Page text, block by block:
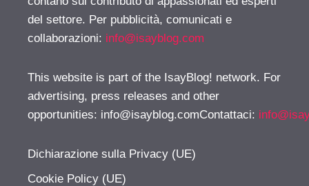
del settore. Per pubblicità, comunicati e
collaborazioni: info@isayblog.com
This website is part of the IsayBlog! network. For
advertising, press releases and other
opportunities: info@isayblog.comContattaci:
Dichiarazione sulla Privacy (UE)
Cookie Policy (UE)